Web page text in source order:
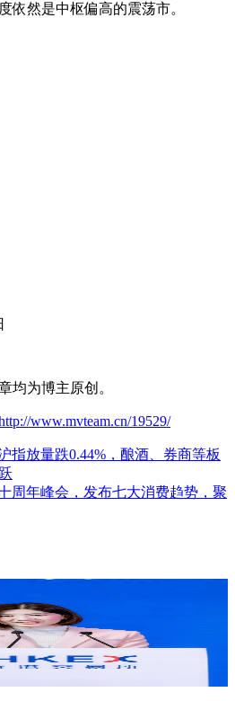
依然是中枢偏高的震荡市。
均为博主原创。
www.mvteam.cn/19529/
指放量跌0.44%，酿酒、券商等板
周年峰会，发布七大消费趋势，聚